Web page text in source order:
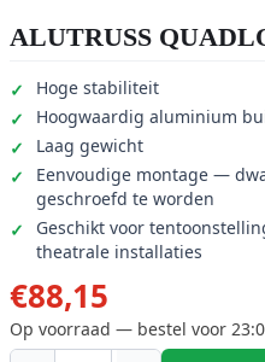
ALUTRUSS
Hoge stabiliteit
Hoogwaardig aluminium
Laag gewicht
Eenvoudige montage —
geschroefd te worden
Geschikt voor
theatrale installaties
€88,15
Op voorraad — bestel voor